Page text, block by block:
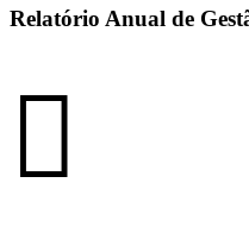
Relatório Anual de